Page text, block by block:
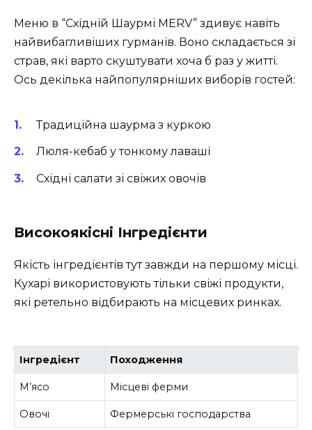
Меню в “Східній Шаурмі MERV” здивує навіть
найвибагливіших гурманів. Воно складається зі
страв, які варто скуштувати хоча б раз у житті.
Ось декілька найпопулярніших виборів гостей:
Традиційна шаурма з куркою
Люля-кебаб у тонкому лаваші
Східні салати зі свіжих овочів
Високоякісні Інгредієнти
Якість інгредієнтів тут завжди на першому місці.
Кухарі використовують тільки свіжі продукти,
які ретельно відбирають на місцевих ринках.
Інгредієнт Походження
М’ясо Місцеві ферми
Овочі Фермерські господарства